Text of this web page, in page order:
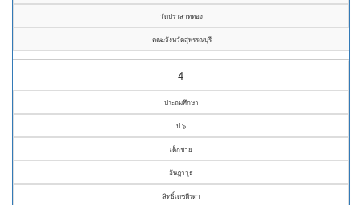
วัดปราสาททอง
คณะจังหวัดสุพรรณบุรี
4
ประถมศึกษา
ป.๖
เด็กชาย
อัษฎาวุธ
สิทธิ์เดชพีรดา